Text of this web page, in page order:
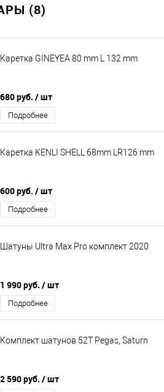
(8)
Каретка GINEYEA 80 mm L 132 mm
680 руб. / шт
Подробнее
Каретка KENLI SHELL 68mm LR126 mm
600 руб. / шт
Подробнее
Шатуны Ultra Max Pro комплект 2020
1 990 руб. / шт
Подробнее
Комплект шатунов 52Т Pegas, Saturn
2 590 руб. / шт